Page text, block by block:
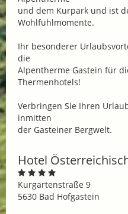
und dem Kurpark und ist
Wohlfühlmomente.
Ihr besonderer
die
Alpentherme Gastein für
Thermenhotels!
Verbringen Sie Ihren
inmitten
der Gasteiner Bergwelt.
Hotel
Kurgartenstraße 9
5630 Bad Hofgastein